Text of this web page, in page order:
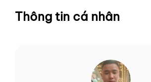
Thông tin cá nhân